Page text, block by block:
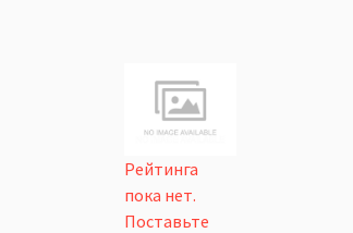
Рейтинга
пока нет.
Поставьте